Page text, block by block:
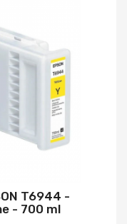
T6944 -
- 700 ml